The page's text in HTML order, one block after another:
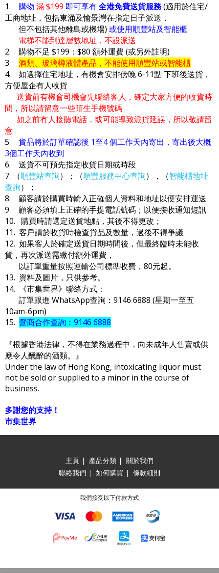
1. 購物 滿 $199 即可享有全港免費送貨服務(適用於住宅/
工商地址，包括東涌及愉景灣在指定日子派送，
但不包括其他離島或機場) 或使用順豐站及智能櫃
電梯不能到達層數地址，不設派送
2. 購物不足 $199：$80 額外運費 (或另外註明)
3. 酒類、玻璃樽液體產品，不能使用順豐站或智能櫃
4. 如選擇住宅地址，有機會安排傍晚 6-11點 下班後送貨，
方便屋企有人收貨
送貨前有機會司機會先聯絡客人，確定大家方便的收貨時
間，所以請留意一些陌生手機號碼
如之前冇人接聽電話，或可能導致派貨延誤，所以敬請留
意
5. 貨品將於訂單確認後 1至4 個工作天內寄出，寄出後大概
3個工作天內收到
6. 送貨不可預先指定收貨日期或時段
7. （順豐站查詢）；（順豐服務中心查詢），（智能櫃地址
查詢）；
8. 顧客請於購買時輸入正確個人資料和地址以便安排運送
9. 顧客必須填上正確的手提電話號碼；以便接收通知短訊
10. 購買時請選定送貨地點，其後不得更改；
11. 客戶請於收貨時檢查貨品及數量，過後不得爭議
12. 如果客人於確定送貨日期時間後，但最終臨時未能收
貨，再次派送需繳付額外運費，
以訂單重量按照運輸公司標準收費，80元起。
13. 資料及圖片，只供參考。
14. 《市集世界》聯絡方式：
訂單跟進 WhatsApp查詢：9146 6888 (星期一至五
10am-6pm)
15. 營商合作查詢：9146 6888
『根據香港法律，不得在業務過程中，向未成年人售賣或供
應令人醺醉的酒類。』
Under the law of Hong Kong, intoxicating liquor must
not be sold or supplied to a minor in the course of
business.
多謝您的支持！
市集世界
主頁 | 產品分類 | 關於我們
聯絡我們 | 如何購買 | 條款細則
我們接受以下付款方式